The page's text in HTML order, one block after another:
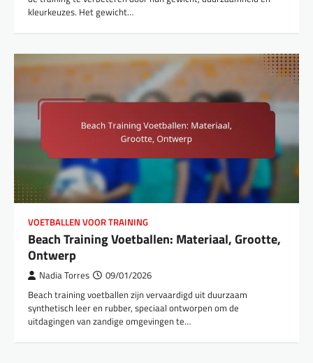
kleurkeuzes. Het gewicht…
VOETBALLEN VOOR TRAINING
Beach Training Voetballen: Materiaal, Grootte,
Ontwerp
Nadia Torres 09/01/2026
Beach training voetballen zijn vervaardigd uit duurzaam
synthetisch leer en rubber, speciaal ontworpen om de
uitdagingen van zandige omgevingen te…